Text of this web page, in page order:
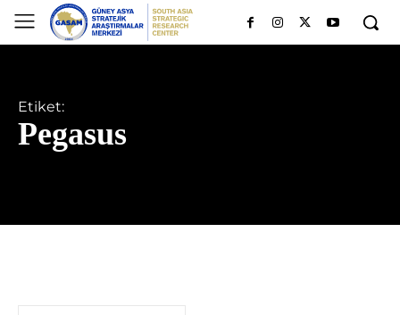
Etiket:
Pegasus